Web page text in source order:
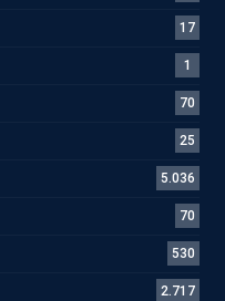
17
1
70
25
5.036
70
530
2.717